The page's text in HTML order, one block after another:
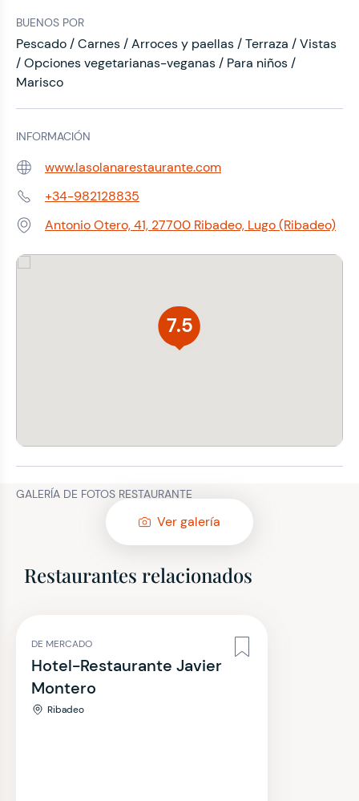
BUENOS POR
Pescado / Carnes / Arroces y paellas / Terraza / Vistas
/ Opciones vegetarianas-veganas / Para niños /
Marisco
INFORMACIÓN
Web: www.lasolanarestaurante.com
Teléfono:+34-982128835
Dirección:Antonio Otero, 41, 27700 Ribadeo, Lugo (Ribadeo)
7.5
GALERÍA DE FOTOS RESTAURANTE
Ver galería
Restaurantes relacionados
DE MERCADO
Hotel-Restaurante Javier
Montero
Ribadeo